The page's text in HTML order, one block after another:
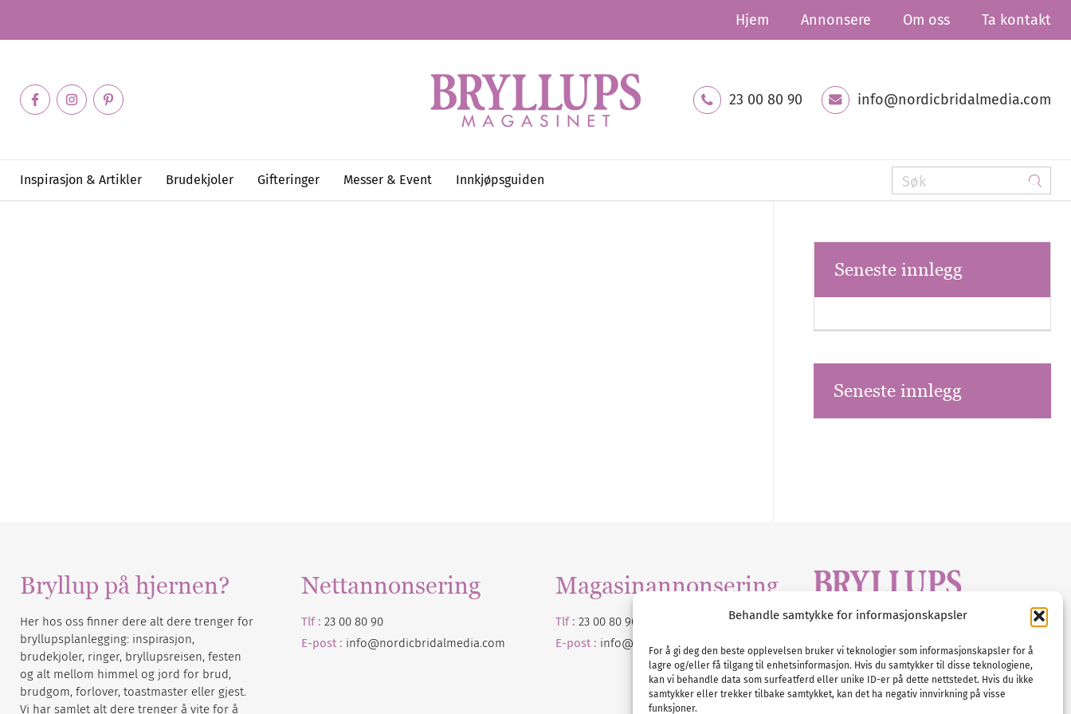
Behandle samtykke for informasjonskapsler
For å gi deg den beste opplevelsen bruker vi teknologier som informasjonskapsler for å
lagre og/eller få tilgang til enhetsinformasjon. Hvis du samtykker til disse teknologiene,
kan vi behandle data som surfeatferd eller unike ID-er på dette nettstedet. Hvis du ikke
samtykker eller trekker tilbake samtykket, kan det ha negativ innvirkning på visse
funksjoner.
Hjem Annonsere Om oss Ta kontakt
23 00 80 90 info@nordicbridalmedia.com
Inspirasjon & Artikler Brudekjoler Gifteringer Messer & Event Innkjøpsguiden
Seneste innlegg
Seneste innlegg
Bryllup på hjernen?
Her hos oss finner dere alt dere trenger for
bryllupsplanlegging: inspirasjon,
brudekjoler, ringer, bryllupsreisen, festen
og alt mellom himmel og jord for brud,
brudgom, forlover, toastmaster eller gjest.
Vi har samlet alt dere trenger å vite for å
Nettannonsering
Tlf : 23 00 80 90
E-post : info@nordicbridalmedia.com
Magasinannonsering
Tlf : 23 00 80 90
E-post : info@ nordicbridalmedia
E-post :info@nordicbridalmedia.com
Bryllupsmagasinet Norge
© All rights reserved.
VAT: NO911740648